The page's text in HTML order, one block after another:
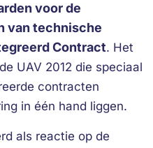
voor de
van technische
Contract. Het
UAV 2012 die speciaal
contracten
in één hand liggen.
als reactie op de